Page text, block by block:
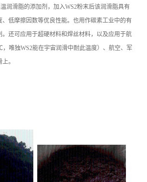
润滑脂的添加剂，加入WS2粉末后该润滑脂具有
、低摩擦因数等优良性能。也用作碳素工业中的有
。还可应用于超硬材料和焊丝材料，以及应用于航
唯独WS2能在宇宙润滑中耐此温度）、航空、军
。